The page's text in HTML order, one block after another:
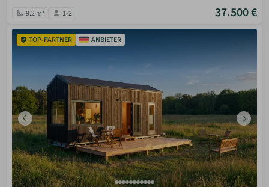
9.2 m² 1-2 37.500 €
TOP-PARTNER ANBIETER